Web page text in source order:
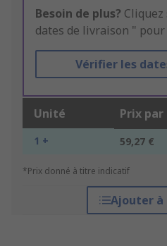
Besoin de plus?
dates de livraison "
Vérifier les
Unité Prix
1 + 59,27 €
*Prix donné à titre indicatif
Ajouter à